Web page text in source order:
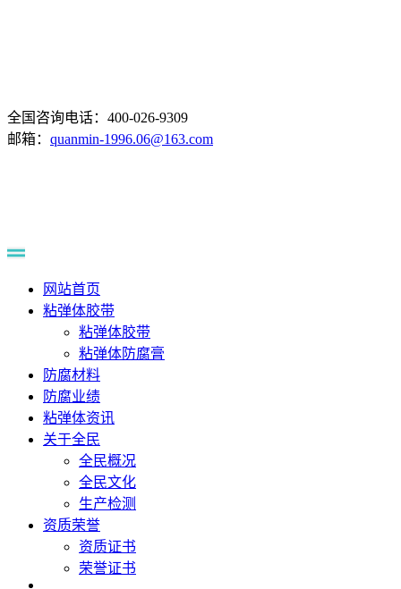
全国咨询电话：400-026-9309
邮箱： quanmin-1996.06@163.com
网站首页
粘弹体胶带
粘弹体胶带
粘弹体防腐膏
防腐材料
防腐业绩
粘弹体资讯
关于全民
全民概况
全民文化
生产检测
资质荣誉
资质证书
荣誉证书